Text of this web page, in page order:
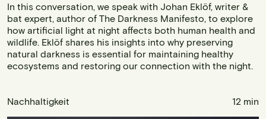
In this conversation, we speak with Johan Eklöf, writer &
bat expert, author of The Darkness Manifesto, to explore
how artificial light at night affects both human health and
wildlife. Eklöf shares his insights into why preserving
natural darkness is essential for maintaining healthy
ecosystems and restoring our connection with the night.
Nachhaltigkeit 12 min